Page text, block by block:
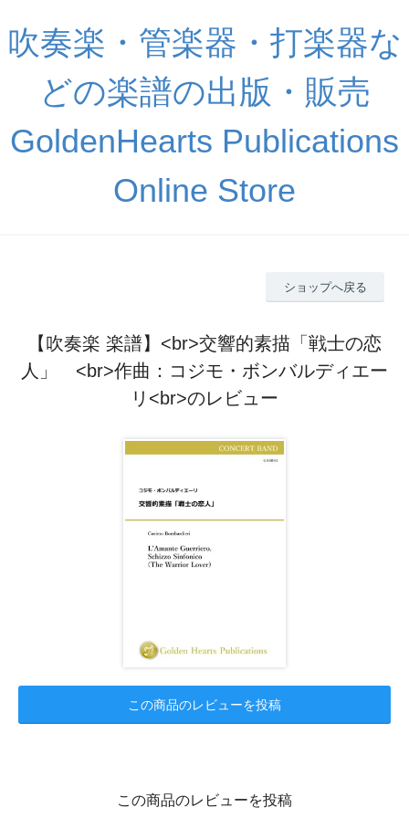
吹奏楽・管楽器・打楽器な
どの楽譜の出版・販売
GoldenHearts Publications
Online Store
ショップへ戻る
【吹奏楽 楽譜】<br>交響的素描「戦士の恋
人」 <br>作曲：コジモ・ボンバルディエー
リ<br>のレビュー
この商品のレビューを投稿
この商品のレビューを投稿